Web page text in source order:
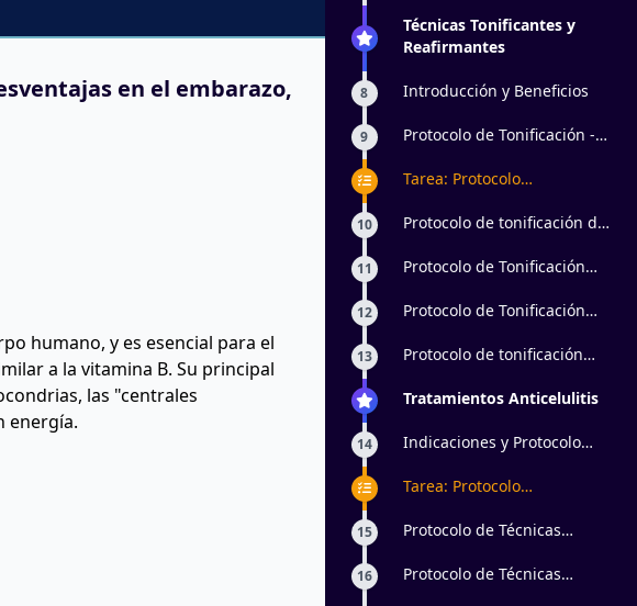
en el embarazo,
humano, y es esencial para el
a la vitamina B. Su principal
las "centrales
energía.
Técnicas Tonificantes y
Reafirmantes
8 Introducción y Beneficios
9
Protocolo de Tonificación -
Tarea: Protocolo
extremidades superiores e
radiofrecuencia y
10
Protocolo de tonificación de
11
Protocolo de Tonificación
12
Protocolo de Tonificación
13
Protocolo de tonificación
Tratamientos Anticelulitis
14
Indicaciones y Protocolo
Tarea: Protocolo
maderoterapia y
15
Protocolo de Técnicas
Abdomen
16
Protocolo de Técnicas